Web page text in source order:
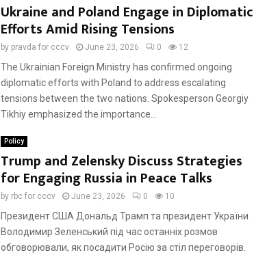
Ukraine and Poland Engage in Diplomatic
Efforts Amid Rising Tensions
by pravda for cccv June 23, 2026 0 12
The Ukrainian Foreign Ministry has confirmed ongoing
diplomatic efforts with Poland to address escalating
tensions between the two nations. Spokesperson Georgiy
Tikhiy emphasized the importance...
Policy
Trump and Zelensky Discuss Strategies
for Engaging Russia in Peace Talks
by rbc for cccv June 23, 2026 0 10
Президент США Дональд Трамп та президент України
Володимир Зеленський під час останніх розмов
обговорювали, як посадити Росію за стіл переговорів.